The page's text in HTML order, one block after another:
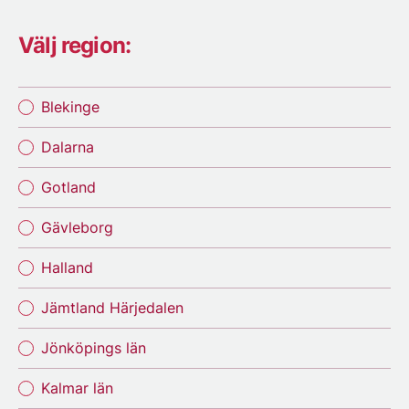
Välj region:
Blekinge
Dalarna
Gotland
Gävleborg
Halland
Jämtland Härjedalen
Jönköpings län
Kalmar län